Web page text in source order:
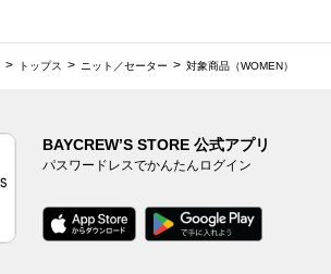
トップス ニット／セーター 対象商品（WOMEN）
BAYCREW’S STORE 公式アプリ
パスワードレスでかんたんログイン